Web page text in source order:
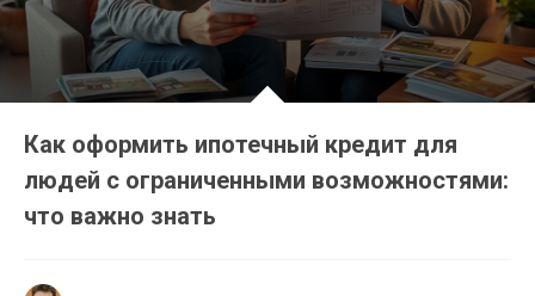
Как оформить ипотечный кредит для
людей с ограниченными возможностями:
что важно знать